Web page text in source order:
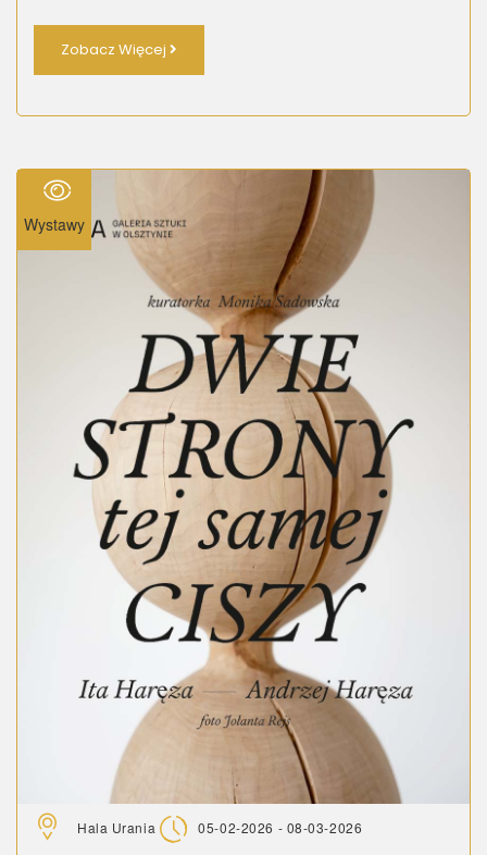
Zobacz Więcej
Wystawy
Hala Urania 05-02-2026 - 08-03-2026